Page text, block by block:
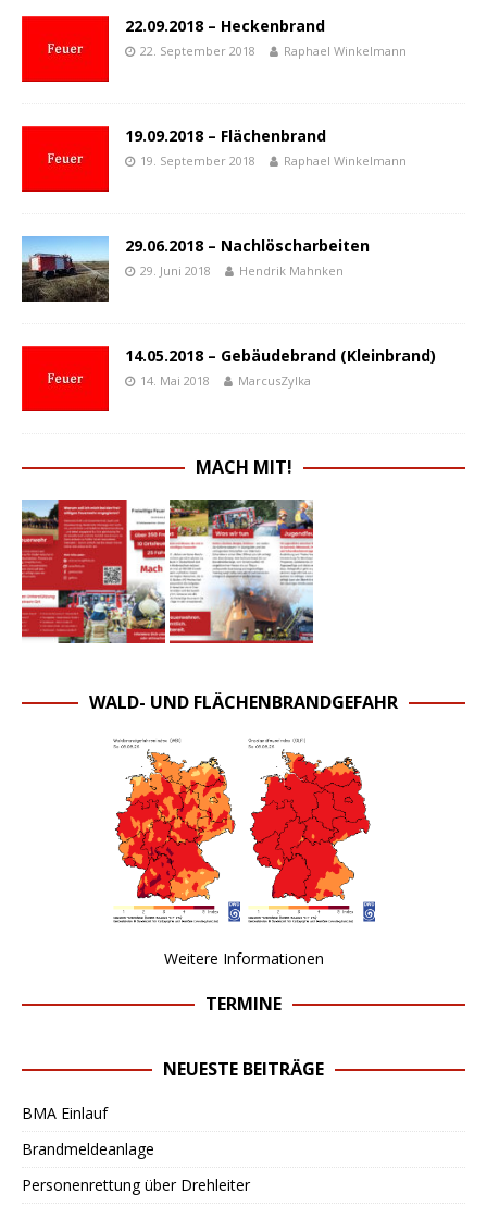
22.09.2018 – Heckenbrand
22. September 2018 Raphael Winkelmann
19.09.2018 – Flächenbrand
19. September 2018 Raphael Winkelmann
29.06.2018 – Nachlöscharbeiten
29. Juni 2018 Hendrik Mahnken
14.05.2018 – Gebäudebrand (Kleinbrand)
14. Mai 2018 MarcusZylka
MACH MIT!
WALD- UND FLÄCHENBRANDGEFAHR
Weitere Informationen
TERMINE
NEUESTE BEITRÄGE
BMA Einlauf
Brandmeldeanlage
Personenrettung über Drehleiter